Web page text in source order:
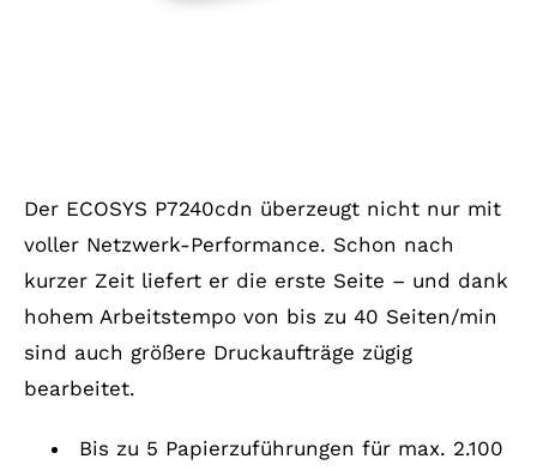
Der ECOSYS P7240cdn überzeugt nicht nur mit
voller Netzwerk-Performance. Schon nach
kurzer Zeit liefert er die erste Seite – und dank
hohem Arbeitstempo von bis zu 40 Seiten/min
sind auch größere Druckaufträge zügig
bearbeitet.
Bis zu 5 Papierzuführungen für max. 2.100